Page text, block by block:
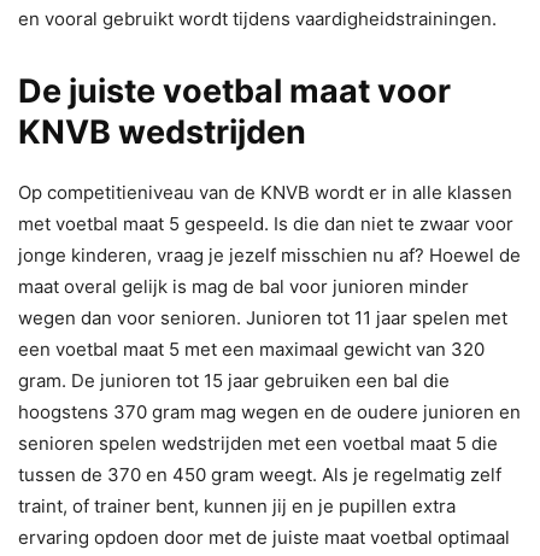
en vooral gebruikt wordt tijdens vaardigheidstrainingen.
De juiste voetbal maat voor
KNVB wedstrijden
Op competitieniveau van de KNVB wordt er in alle klassen
met voetbal maat 5 gespeeld. Is die dan niet te zwaar voor
jonge kinderen, vraag je jezelf misschien nu af? Hoewel de
maat overal gelijk is mag de bal voor junioren minder
wegen dan voor senioren. Junioren tot 11 jaar spelen met
een voetbal maat 5 met een maximaal gewicht van 320
gram. De junioren tot 15 jaar gebruiken een bal die
hoogstens 370 gram mag wegen en de oudere junioren en
senioren spelen wedstrijden met een voetbal maat 5 die
tussen de 370 en 450 gram weegt. Als je regelmatig zelf
traint, of trainer bent, kunnen jij en je pupillen extra
ervaring opdoen door met de juiste maat voetbal optimaal